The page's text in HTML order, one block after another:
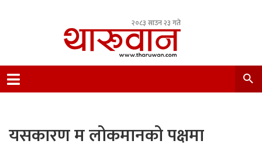
२०८३ साउन २३ गते
Nepal.
यसकारण म लोकमानको पक्षमा